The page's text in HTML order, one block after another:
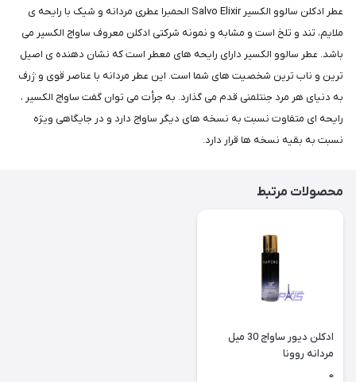
عطر ادکلن سالوو الکسیر Salvo Elixir الحمبرا عطری مردانه و شیک با رایحه ی
ملایم، تند و تلخ است و مشابه و نمونه شرکتی ادکلن معروف ساواج الکسیر می
باشد. عطر سالوو الکسیر دارای رایحه های معطر است که نشان دهنده ی اصیل
ترین و ناب ترین شخصیت های شما است. این عطر مردانه با عناصر قوی و ژرف
به دنیای هر مرد جنتلمنی قدم می گذارد. به جرأت می توان گفت ساواج الکسیر ،
رایحه ای متفاوت نسبت به نسخه های دیگر ساواج دارد و در جایگاهی ویژه
نسبت به بقیه نسخه ها قرار دارد.
محصولات مرتبط
ادکلن دیور ساواج 30 میل
مردانه روونا
0